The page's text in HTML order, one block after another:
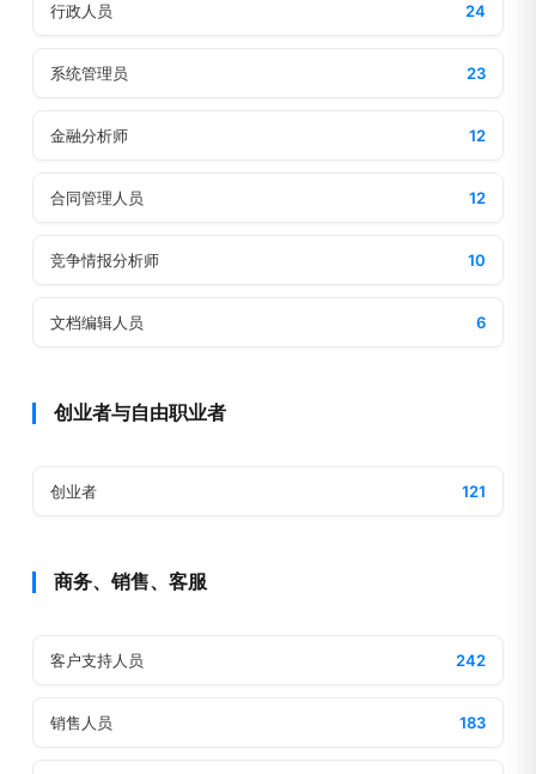
行政人员 24
系统管理员 23
金融分析师 12
合同管理人员 12
竞争情报分析师 10
文档编辑人员 6
创业者与自由职业者
创业者 121
商务、销售、客服
客户支持人员 242
销售人员 183